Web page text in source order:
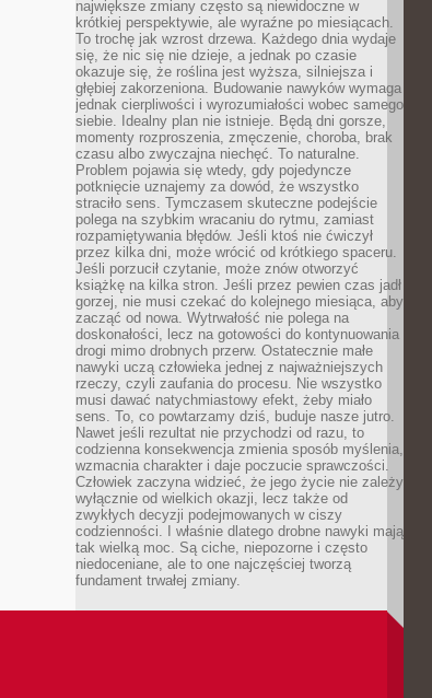
największe zmiany często są niewidoczne w
krótkiej perspektywie, ale wyraźne po miesiącach.
To trochę jak wzrost drzewa. Każdego dnia wydaje
się, że nic się nie dzieje, a jednak po czasie
okazuje się, że roślina jest wyższa, silniejsza i
głębiej zakorzeniona. Budowanie nawyków wymaga
jednak cierpliwości i wyrozumiałości wobec samego
siebie. Idealny plan nie istnieje. Będą dni gorsze,
momenty rozproszenia, zmęczenie, choroba, brak
czasu albo zwyczajna niechęć. To naturalne.
Problem pojawia się wtedy, gdy pojedyncze
potknięcie uznajemy za dowód, że wszystko
straciło sens. Tymczasem skuteczne podejście
polega na szybkim wracaniu do rytmu, zamiast
rozpamiętywania błędów. Jeśli ktoś nie ćwiczył
przez kilka dni, może wrócić od krótkiego spaceru.
Jeśli porzucił czytanie, może znów otworzyć
książkę na kilka stron. Jeśli przez pewien czas jadł
gorzej, nie musi czekać do kolejnego miesiąca, aby
zacząć od nowa. Wytrwałość nie polega na
doskonałości, lecz na gotowości do kontynuowania
drogi mimo drobnych przerw. Ostatecznie małe
nawyki uczą człowieka jednej z najważniejszych
rzeczy, czyli zaufania do procesu. Nie wszystko
musi dawać natychmiastowy efekt, żeby miało
sens. To, co powtarzamy dziś, buduje nasze jutro.
Nawet jeśli rezultat nie przychodzi od razu, to
codzienna konsekwencja zmienia sposób myślenia,
wzmacnia charakter i daje poczucie sprawczości.
Człowiek zaczyna widzieć, że jego życie nie zależy
wyłącznie od wielkich okazji, lecz także od
zwykłych decyzji podejmowanych w ciszy
codzienności. I właśnie dlatego drobne nawyki mają
tak wielką moc. Są ciche, niepozorne i często
niedoceniane, ale to one najczęściej tworzą
fundament trwałej zmiany.